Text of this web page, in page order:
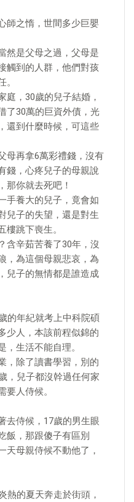
師之惰，世間多少巨嬰
然是父母之過，父母是
觸到的人群，他們對孩
庭，30歲的兒子結婚，
了30萬的巨資外債，光
還到什麼時候，可這些
母再拿6萬彩禮錢，沒有
錢，心疼兒子的母親說
那你就去死吧！
手養大的兒子，竟會如
兒子的失望，還是對生
樓跳下喪生。
含辛茹苦養了30年，沒
，為這個母親悲哀，為
兒子的無情都是誰造成
的年紀就考上中科院碩
少人，本該前程似錦的
，生活不能自理。
，除了讀書學習，別的
，兒子都沒幹過任何家
要人侍候。
去侍候，17歲的男生眼
飯，那跟傻子有區別
天母親侍候不動他了，
熱的夏天奔走於街頭，